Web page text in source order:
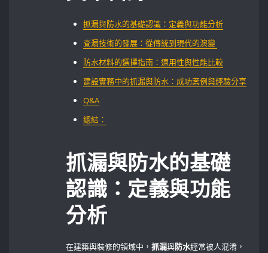
抓漏與防水的基礎認識：定義與功能分析
查漏技術的發展：從傳統到現代的演變⁢ ‌
防水材料的選擇指南：適用性與性能比較
建設實務中的抓漏與防水：成功案例與經驗分享
Q&A
總結：
抓漏與防水的基礎
認識：定義與功能
分析
在建築與裝修的領域中，抓漏與防水經常被人混淆，